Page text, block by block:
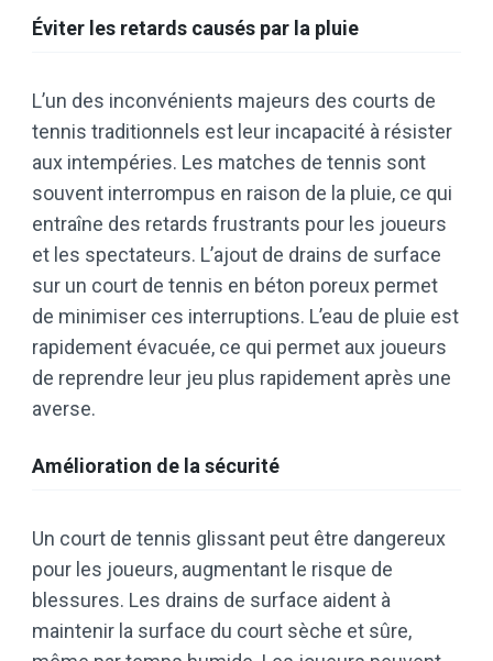
Éviter les retards causés par la pluie
L’un des inconvénients majeurs des courts de
tennis traditionnels est leur incapacité à résister
aux intempéries. Les matches de tennis sont
souvent interrompus en raison de la pluie, ce qui
entraîne des retards frustrants pour les joueurs
et les spectateurs. L’ajout de drains de surface
sur un court de tennis en béton poreux permet
de minimiser ces interruptions. L’eau de pluie est
rapidement évacuée, ce qui permet aux joueurs
de reprendre leur jeu plus rapidement après une
averse.
Amélioration de la sécurité
Un court de tennis glissant peut être dangereux
pour les joueurs, augmentant le risque de
blessures. Les drains de surface aident à
maintenir la surface du court sèche et sûre,